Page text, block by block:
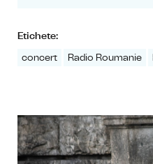
Etichete:
concert Radio Roumanie